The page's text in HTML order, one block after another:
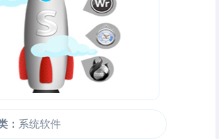
： 系统软件